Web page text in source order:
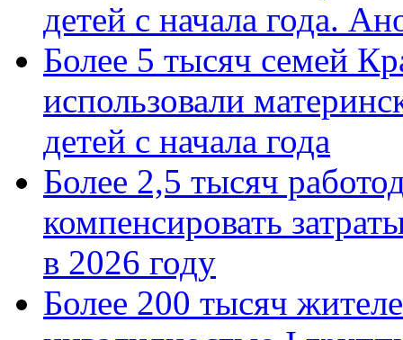
детей с начала года.
Более 5 тысяч семей
использовали
детей с начала года
Более 2,5 тысяч
компенсировать
в 2026 году
Более 200 тысяч